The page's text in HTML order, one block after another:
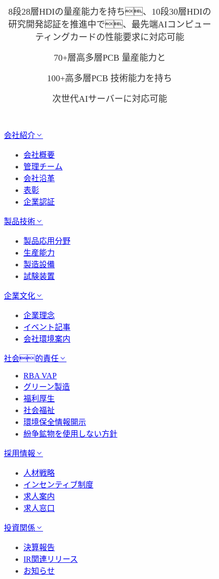
8段28層HDIの量産能力を持ち、10段30層HDIの
研究開発認証を推進中で、最先端AIコンピュー
ティングカードの性能要求に対応可能
70+層高多層PCB 量産能力と
100+高多層PCB 技術能力を持ち
次世代AIサーバーに対応可能
会社紹介
会社概要
管理チーム
会社沿革
表彰
企業認証
製品技術
製品応用分野
生産能力
製造設備
試験装置
企業文化
企業理念
イベント記事
会社環境案内
社会的責任
RBA VAP
グリーン製造
福利厚生
社会福祉
環境保全情報開示
紛争鉱物を使用しない方針
採用情報
人材戦略
インセンティブ制度
求人案内
求人窓口
投資関係
決算報告
IR関連リリース
お知らせ